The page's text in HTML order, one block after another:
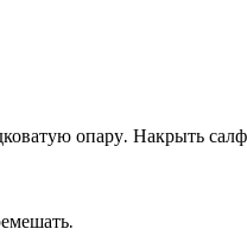
опару. Накрыть